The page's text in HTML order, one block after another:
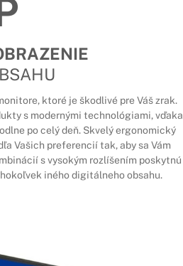
ktoré je škodlivé pre Váš zrak.
s modernými technológiami, vďaka
po celý deň. Skvelý ergonomický
Vašich preferencií tak, aby sa Vám
s vysokým rozlíšením poskytnú
iného digitálneho obsahu.